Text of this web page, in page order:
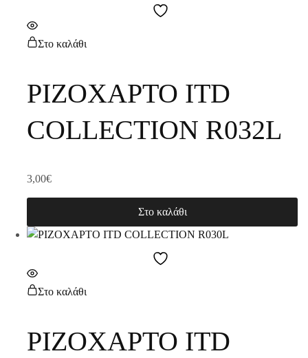
Στο καλάθι
ΡΙΖΟΧΑΡΤΟ ITD
COLLECTION R032L
3,00€
Στο καλάθι
Στο καλάθι
ΡΙΖΟΧΑΡΤΟ ITD